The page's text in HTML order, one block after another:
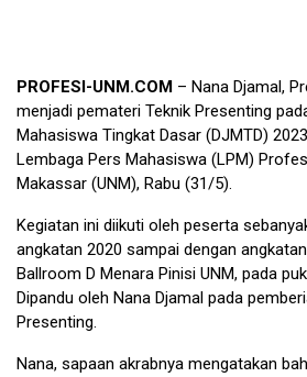
PROFESI-UNM.COM – Nana Djamal,
menjadi pemateri Teknik Presenting
Mahasiswa Tingkat Dasar (DJMTD)
Lembaga Pers Mahasiswa (LPM)
Makassar (UNM), Rabu (31/5).
Kegiatan ini diikuti oleh peserta
angkatan 2020 sampai dengan
Ballroom D Menara Pinisi UNM, pada
Dipandu oleh Nana Djamal pada
Presenting.
Nana, sapaan akrabnya mengatakan